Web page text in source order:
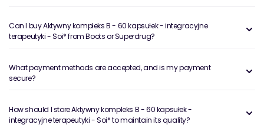
Can I buy Aktywny kompleks B - 60 kapsułek - integracyjne
terapeutyki - Soi* from Boots or Superdrug?
What payment methods are accepted, and is my payment
secure?
How should I store Aktywny kompleks B - 60 kapsułek -
integracyjne terapeutyki - Soi* to maintain its quality?